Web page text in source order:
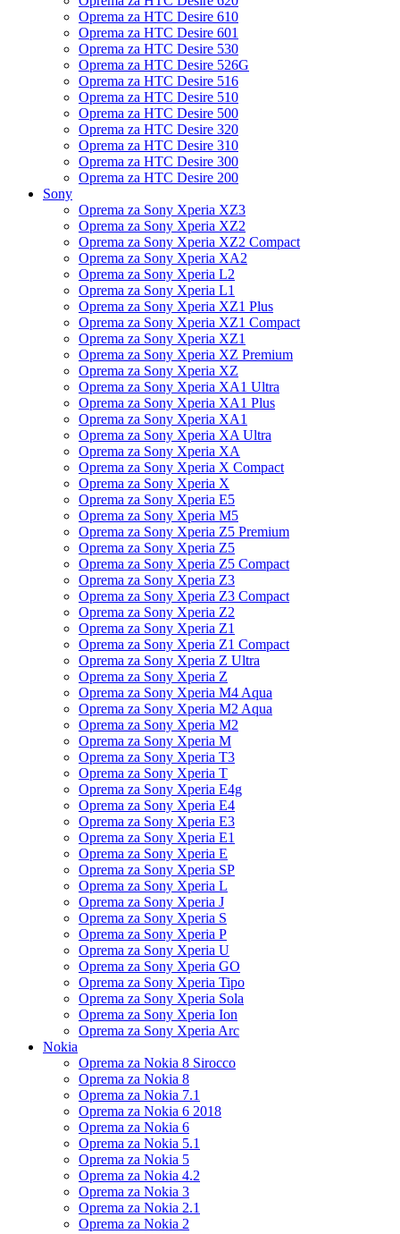
Oprema za HTC Desire 610
Oprema za HTC Desire 601
Oprema za HTC Desire 530
Oprema za HTC Desire 526G
Oprema za HTC Desire 516
Oprema za HTC Desire 510
Oprema za HTC Desire 500
Oprema za HTC Desire 320
Oprema za HTC Desire 310
Oprema za HTC Desire 300
Oprema za HTC Desire 200
Sony
Oprema za Sony Xperia XZ3
Oprema za Sony Xperia XZ2
Oprema za Sony Xperia XZ2 Compact
Oprema za Sony Xperia XA2
Oprema za Sony Xperia L2
Oprema za Sony Xperia L1
Oprema za Sony Xperia XZ1 Plus
Oprema za Sony Xperia XZ1 Compact
Oprema za Sony Xperia XZ1
Oprema za Sony Xperia XZ Premium
Oprema za Sony Xperia XZ
Oprema za Sony Xperia XA1 Ultra
Oprema za Sony Xperia XA1 Plus
Oprema za Sony Xperia XA1
Oprema za Sony Xperia XA Ultra
Oprema za Sony Xperia XA
Oprema za Sony Xperia X Compact
Oprema za Sony Xperia X
Oprema za Sony Xperia E5
Oprema za Sony Xperia M5
Oprema za Sony Xperia Z5 Premium
Oprema za Sony Xperia Z5
Oprema za Sony Xperia Z5 Compact
Oprema za Sony Xperia Z3
Oprema za Sony Xperia Z3 Compact
Oprema za Sony Xperia Z2
Oprema za Sony Xperia Z1
Oprema za Sony Xperia Z1 Compact
Oprema za Sony Xperia Z Ultra
Oprema za Sony Xperia Z
Oprema za Sony Xperia M4 Aqua
Oprema za Sony Xperia M2 Aqua
Oprema za Sony Xperia M2
Oprema za Sony Xperia M
Oprema za Sony Xperia T3
Oprema za Sony Xperia T
Oprema za Sony Xperia E4g
Oprema za Sony Xperia E4
Oprema za Sony Xperia E3
Oprema za Sony Xperia E1
Oprema za Sony Xperia E
Oprema za Sony Xperia SP
Oprema za Sony Xperia L
Oprema za Sony Xperia J
Oprema za Sony Xperia S
Oprema za Sony Xperia P
Oprema za Sony Xperia U
Oprema za Sony Xperia GO
Oprema za Sony Xperia Tipo
Oprema za Sony Xperia Sola
Oprema za Sony Xperia Ion
Oprema za Sony Xperia Arc
Nokia
Oprema za Nokia 8 Sirocco
Oprema za Nokia 8
Oprema za Nokia 7.1
Oprema za Nokia 6 2018
Oprema za Nokia 6
Oprema za Nokia 5.1
Oprema za Nokia 5
Oprema za Nokia 4.2
Oprema za Nokia 3
Oprema za Nokia 2.1
Oprema za Nokia 2